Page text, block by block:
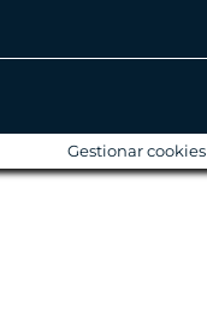
Gestionar cookies